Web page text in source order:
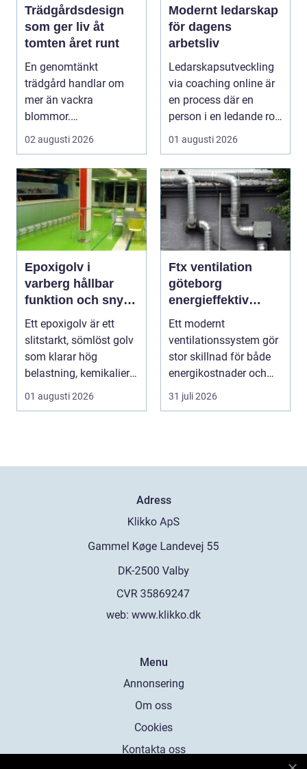
Trädgårdsdesign
som ger liv åt
tomten året runt
En genomtänkt
trädgård handlar om
mer än vackra
blommor.
trädgårdsdesign
förenar funktion, form
och ...
02 augusti 2026
Modernt ledarskap
för dagens
arbetsliv
Ledarskapsutveckling
via coaching online är
en process där en
person i en ledande roll
f&a...
01 augusti 2026
Epoxigolv i
varberg hållbar
funktion och snygg
design i samma
lösning
Ett epoxigolv är ett
slitstarkt, sömlöst golv
som klarar hög
belastning, kemikalier
och väta utan at...
01 augusti 2026
Ftx ventilation
göteborg
energieffektiv
lösning för ett
bättre
inomhusklimat
Ett modernt
ventilationssystem gör
stor skillnad för både
energikostnader och
välmående. I en stad
s...
31 juli 2026
Adress
web: www.klikko.dk
Menu
Annonsering
Om oss
Cookies
Kontakta oss